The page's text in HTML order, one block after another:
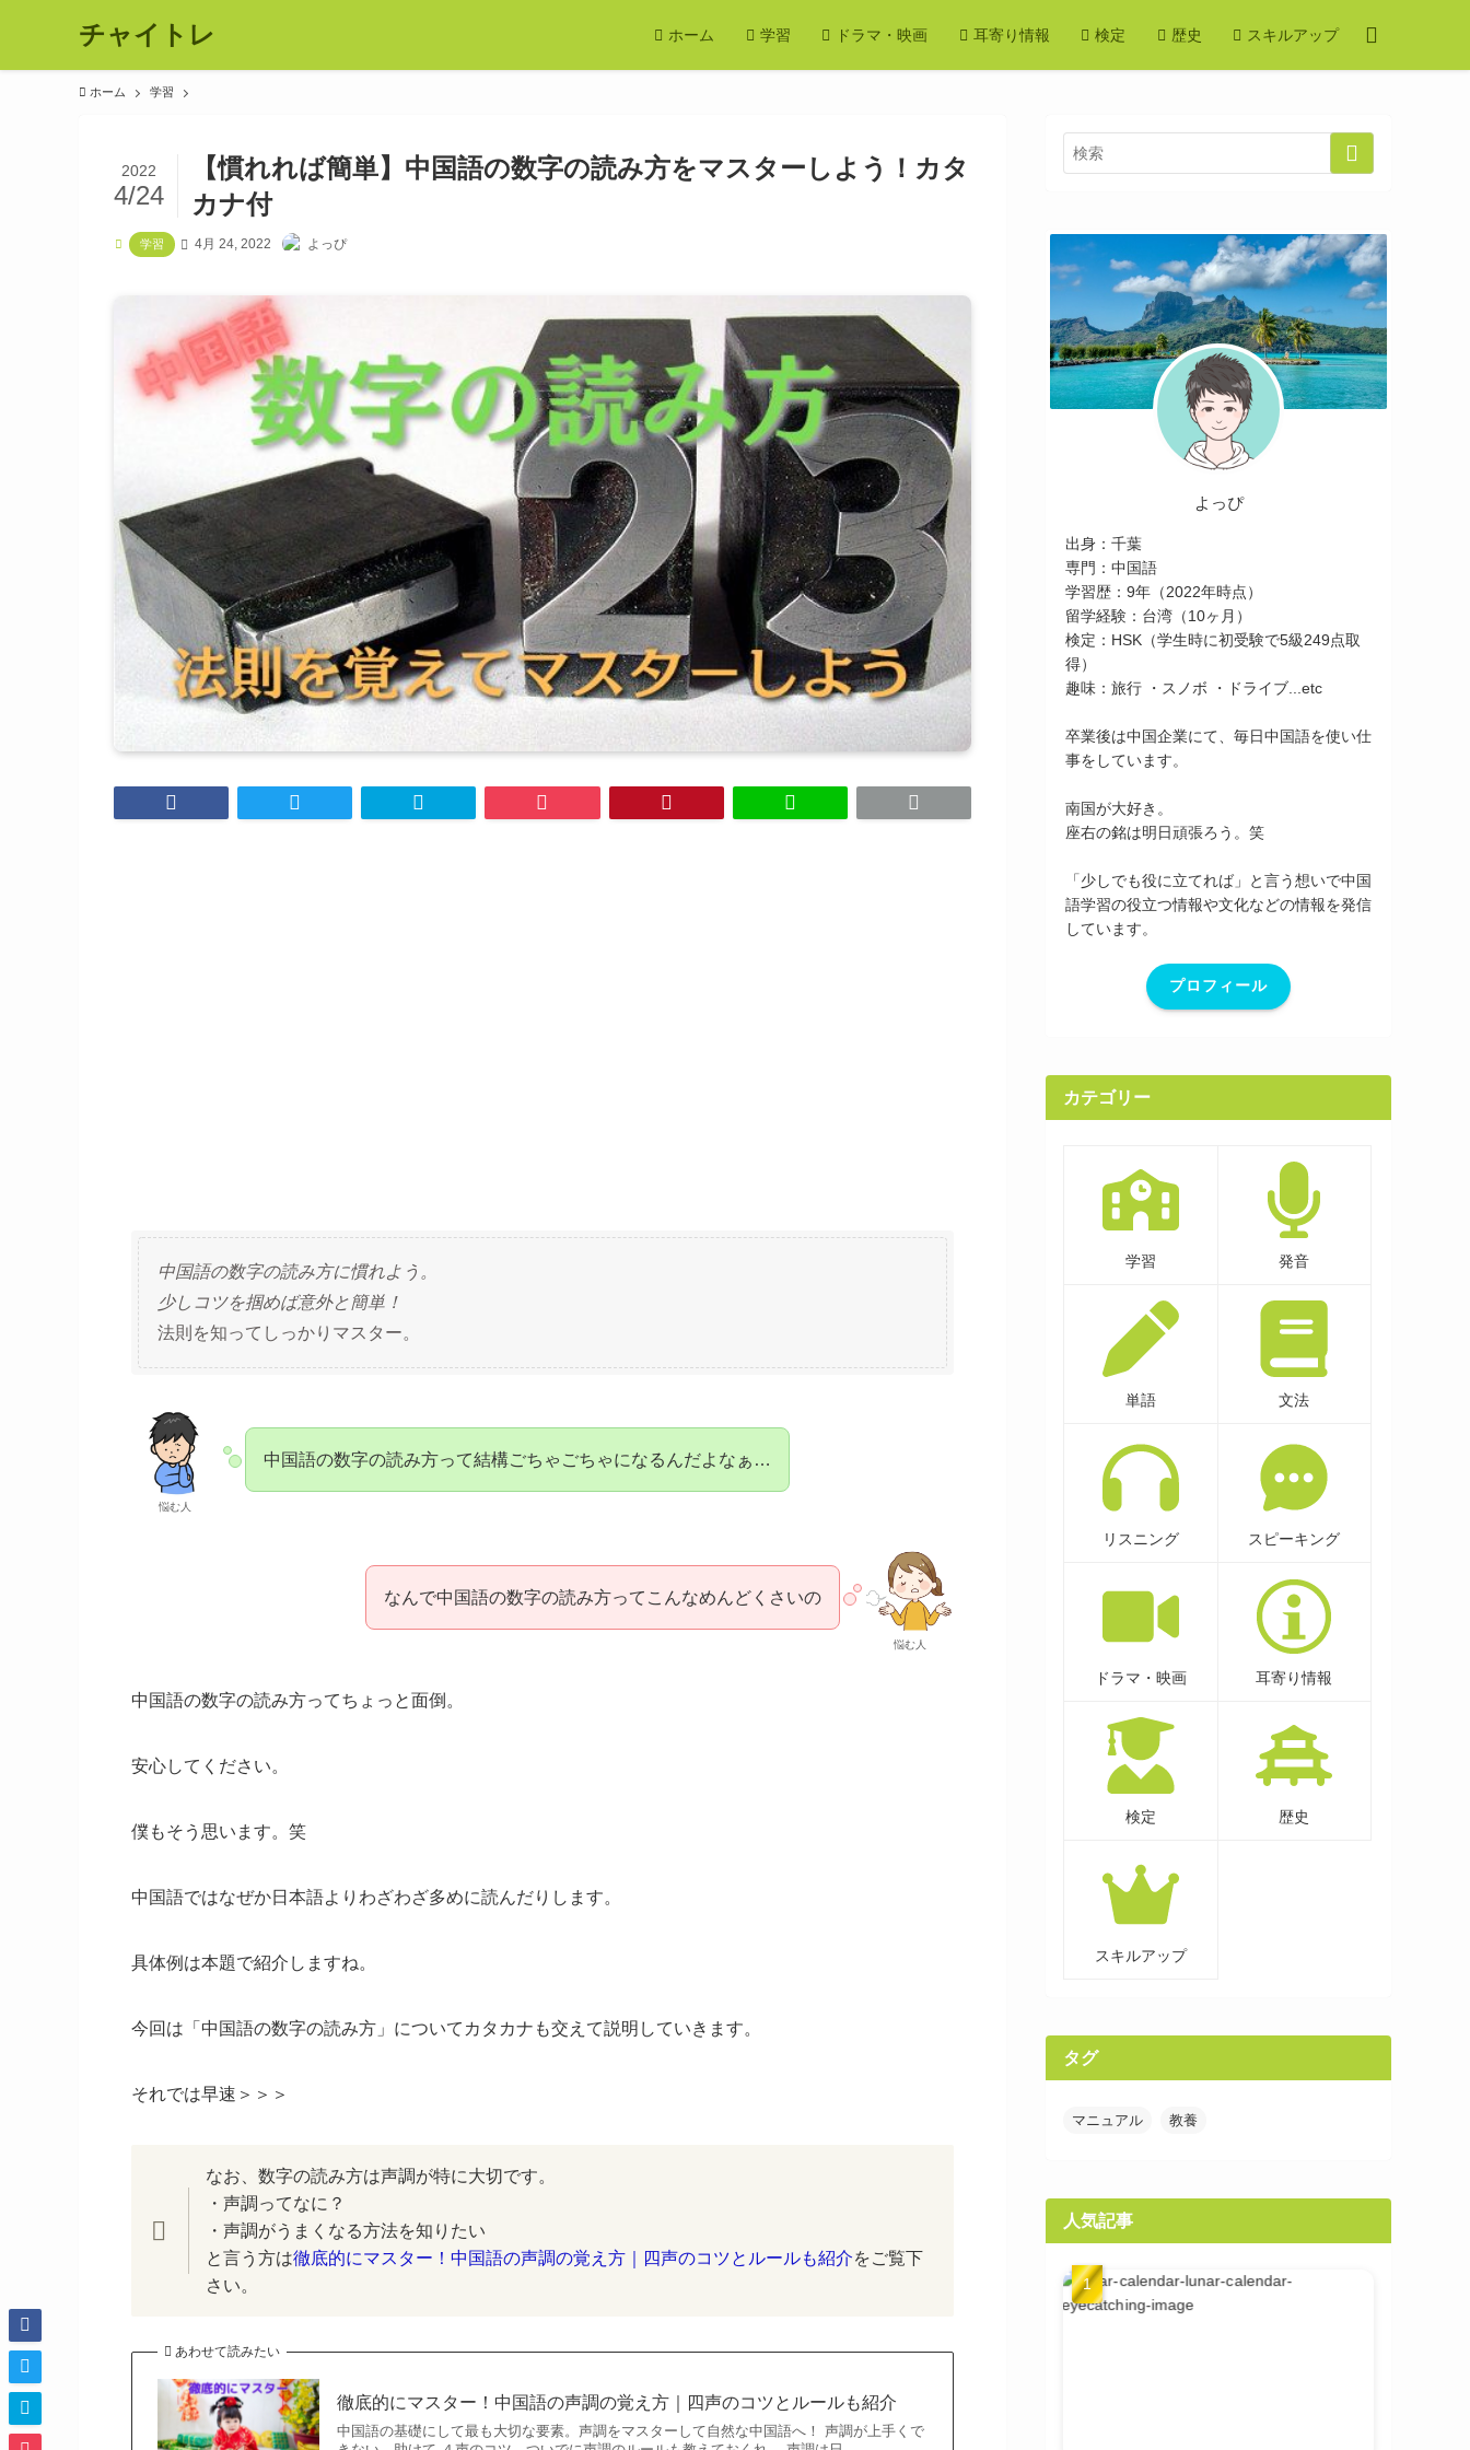
チャイトレ ホーム 学習 ドラマ・映画 耳寄り情報 検定 歴史 スキルアップ
ホーム 学習
【慣れれば簡単】中国語の数字の読み方をマスターしよう！カタ
カナ付
2022
4/24
学習 4月 24, 2022 よっぴ
中国語の数字の読み方に慣れよう。
少しコツを掴めば意外と簡単！
法則を知ってしっかりマスター。
悩む人
中国語の数字の読み方って結構ごちゃごちゃになるんだよなぁ…
悩む人
なんで中国語の数字の読み方ってこんなめんどくさいの
中国語の数字の読み方ってちょっと面倒。
安心してください。
僕もそう思います。笑
中国語ではなぜか日本語よりわざわざ多めに読んだりします。
具体例は本題で紹介しますね。
今回は「中国語の数字の読み方」についてカタカナも交えて説明していきます。
それでは早速＞＞＞
なお、数字の読み方は声調が特に大切です。
・声調ってなに？
・声調がうまくなる方法を知りたい
と言う方は徹底的にマスター！中国語の声調の覚え方｜四声のコツとルールも紹介をご覧下
さい。
あわせて読みたい
徹底的にマスター！中国語の声調の覚え方｜四声のコツとルールも紹介
中国語の基礎にして最も大切な要素。声調をマスターして自然な中国語へ！ 声調が上手くで
よっぴ
出身：千葉
専門：中国語
学習歴：9年（2022年時点）
留学経験：台湾（10ヶ月）
検定：HSK（学生時に初受験で5級249点取
得）
趣味：旅行 ・スノボ ・ドライブ...etc
卒業後は中国企業にて、毎日中国語を使い仕
事をしています。
南国が大好き。
座右の銘は明日頑張ろう。笑
「少しでも役に立てれば」と言う想いで中国
語学習の役立つ情報や文化などの情報を発信
しています。
プロフィール
カテゴリー
学習 発音
単語 文法
リスニング スピーキング
ドラマ・映画 耳寄り情報
検定 歴史
スキルアップ
タグ
マニュアル 教養
人気記事